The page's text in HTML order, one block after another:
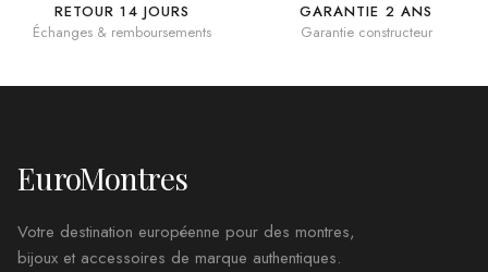
RETOUR 14 JOURS
Échanges & remboursements
GARANTIE 2 ANS
Garantie constructeur
EuroMontres
Votre destination européenne pour des montres,
bijoux et accessoires de marque authentiques.